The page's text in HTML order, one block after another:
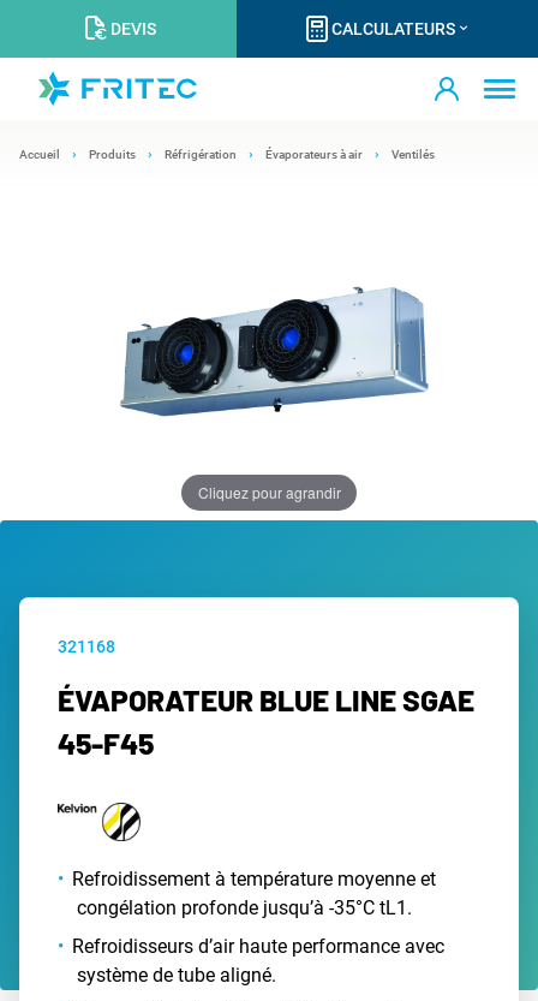
DEVIS CALCULATEURS
Accueil Produits Réfrigération Évaporateurs à air Ventilés
Cliquez pour agrandir
321168
ÉVAPORATEUR BLUE LINE SGAE
45-F45
Refroidissement à température moyenne et
congélation profonde jusqu’à -35°C tL1.
Refroidisseurs d’air haute performance avec
système de tube aligné.